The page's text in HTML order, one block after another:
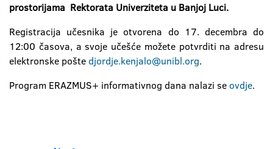
prostorijama Rektorata Univerziteta u Banjoj Luci.
Registracija učesnika je otvorena do 17. decembra do
12:00 časova, a svoje učešće možete potvrditi na adresu
elektronske pošte djordje.kenjalo@unibl.org.
Program ERAZMUS+ informativnog dana nalazi se ovdje.